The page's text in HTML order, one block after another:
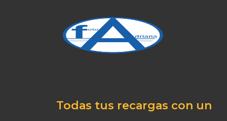
Todas tus recargas con un